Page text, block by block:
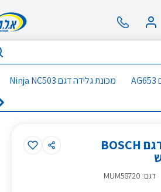
מכונת גלידה דגם Ninja NC503
מיקסר 1000W דגם BOSCH
דגם: MUM58720